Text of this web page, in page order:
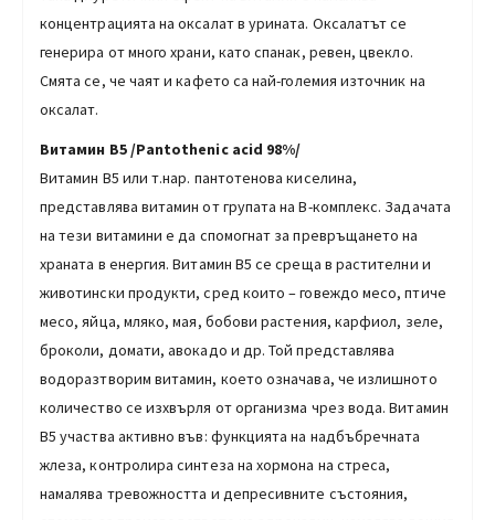
концентрацията на оксалат в урината. Оксалатът се
генерира от много храни, като спанак, ревен, цвекло.
Смята се, че чаят и кафето са най-големия източник на
оксалат.
Витамин B5 /Pantothenic acid 98%/
Витамин В5 или т.нар. пантотенова киселина,
представлява витамин от групата на B-комплекс. Задачата
на тези витамини е да спомогнат за превръщането на
храната в енергия. Витамин В5 се среща в растителни и
животински продукти, сред които – говеждо месо, птиче
месо, яйца, мляко, мая, бобови растения, карфиол, зеле,
броколи, домати, авокадо и др. Той представлява
водоразтворим витамин, което означава, че излишното
количество се изхвърля от организма чрез вода. Витамин
B5 участва активно във: функцията на надбъбречната
жлеза, контролира синтеза на хормона на стреса,
намалява тревожността и депресивните състояния,